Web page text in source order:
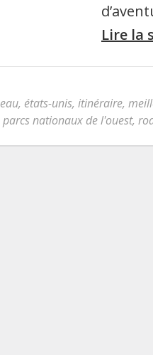
Lire la
eau, états-unis, itinéraire,
parcs nationaux de l'ouest,